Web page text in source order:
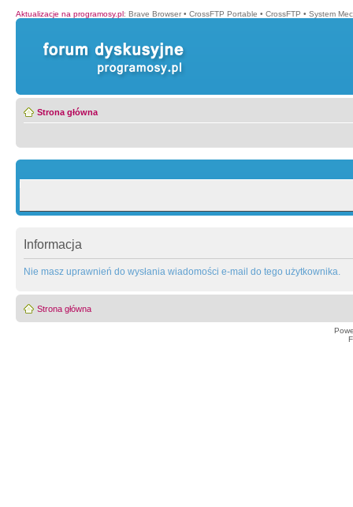
Aktualizacje na programosy.pl: Brave Browser • CrossFTP Portable • CrossFTP • System
Strona główna
Informacja
Nie masz uprawnień do wysłania wiadomości e-mail do tego użytkownika.
Strona główna